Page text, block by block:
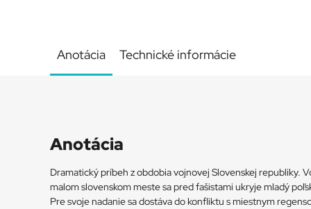
Anotácia Technické informácie
Anotácia
Dramatický príbeh z obdobia vojnovej Slovenskej republiky.
malom slovenskom meste sa pred fašistami ukryje mladý
Pre svoje nadanie sa dostáva do konfliktu s miestnym